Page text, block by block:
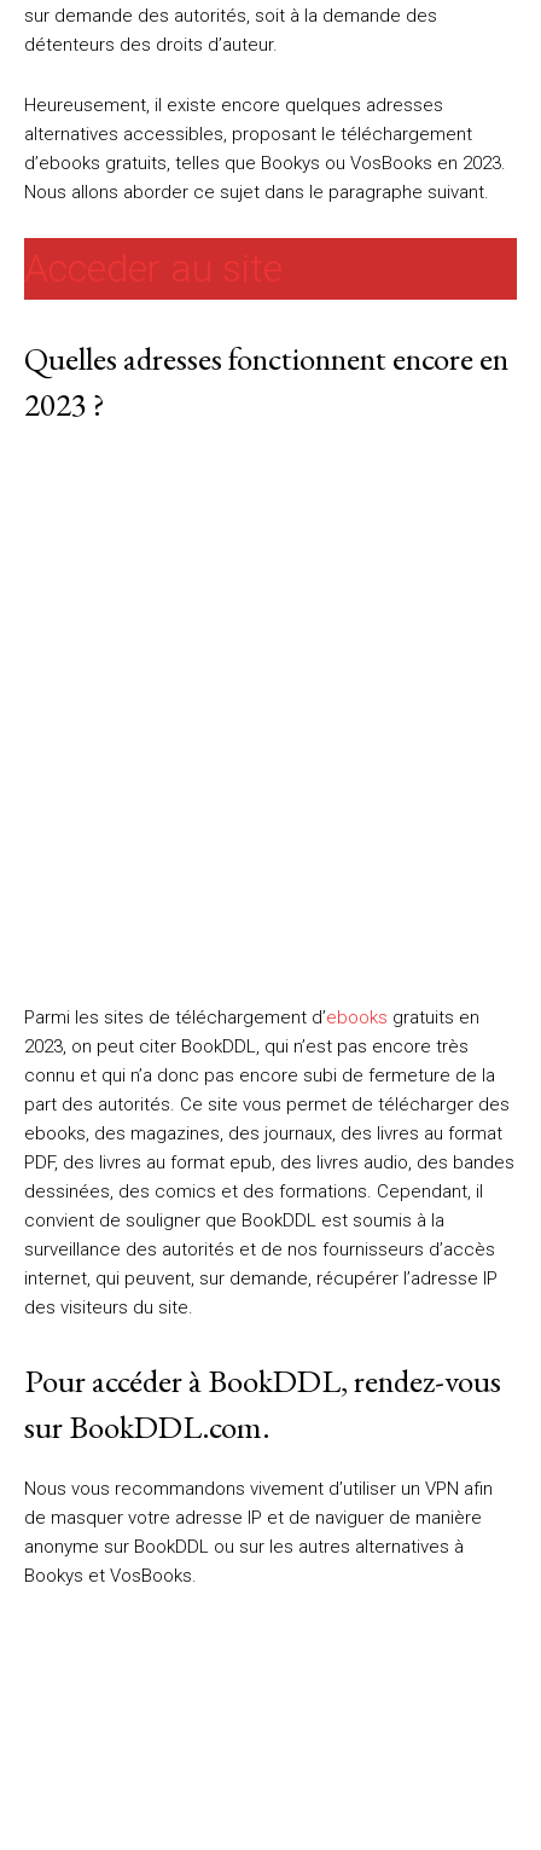
sur demande des autorités, soit à la demande des
détenteurs des droits d’auteur.
Heureusement, il existe encore quelques adresses
alternatives accessibles, proposant le téléchargement
d’ebooks gratuits, telles que Bookys ou VosBooks en 2023.
Nous allons aborder ce sujet dans le paragraphe suivant.
Acceder au site
Quelles adresses fonctionnent encore en
2023 ?
Parmi les sites de téléchargement d’ebooks gratuits en
2023, on peut citer BookDDL, qui n’est pas encore très
connu et qui n’a donc pas encore subi de fermeture de la
part des autorités. Ce site vous permet de télécharger des
ebooks, des magazines, des journaux, des livres au format
PDF, des livres au format epub, des livres audio, des bandes
dessinées, des comics et des formations. Cependant, il
convient de souligner que BookDDL est soumis à la
surveillance des autorités et de nos fournisseurs d’accès
internet, qui peuvent, sur demande, récupérer l’adresse IP
des visiteurs du site.
Pour accéder à BookDDL, rendez-vous
sur BookDDL.com.
Nous vous recommandons vivement d’utiliser un VPN afin
de masquer votre adresse IP et de naviguer de manière
anonyme sur BookDDL ou sur les autres alternatives à
Bookys et VosBooks.